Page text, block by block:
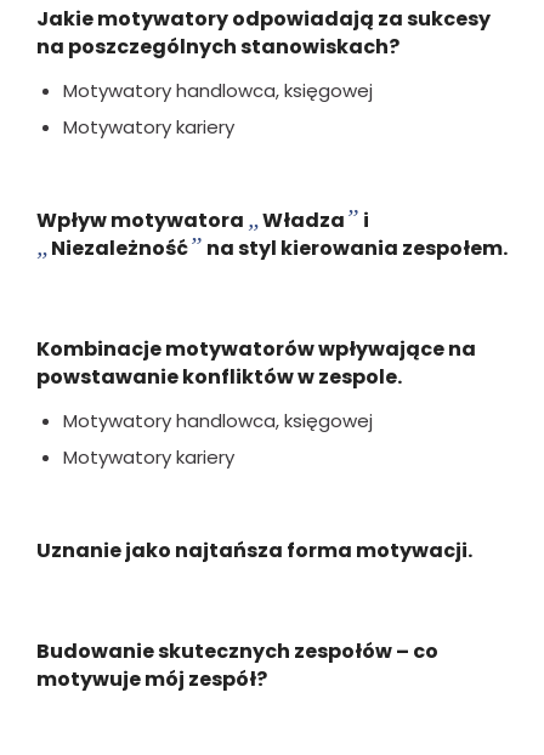
Jakie motywatory odpowiadają za sukcesy
na poszczególnych stanowiskach?
Motywatory handlowca, księgowej
Motywatory kariery
Wpływ motywatora Władza” i
Niezależność” na styl kierowania zespołem.
Kombinacje motywatorów wpływające na
powstawanie konfliktów w zespole.
Motywatory handlowca, księgowej
Motywatory kariery
Uznanie jako najtańsza forma motywacji.
Budowanie skutecznych zespołów – co
motywuje mój zespół?